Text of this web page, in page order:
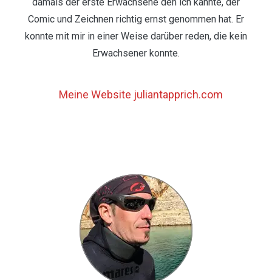
damals der erste Erwachsene den ich kannte, der
Comic und Zeichnen richtig ernst genommen hat. Er
konnte mit mir in einer Weise darüber reden, die kein
Erwachsener konnte.
Meine Website juliantapprich.com